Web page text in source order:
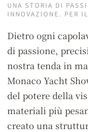
UNA STORIA DI
INNOVAZIONE. PER
Dietro ogni
di passione,
nostra tenda in
Monaco Yacht
del potere della
materiali più
creato una